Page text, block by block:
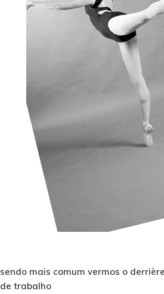
sendo mais comum vermos o
de trabalho